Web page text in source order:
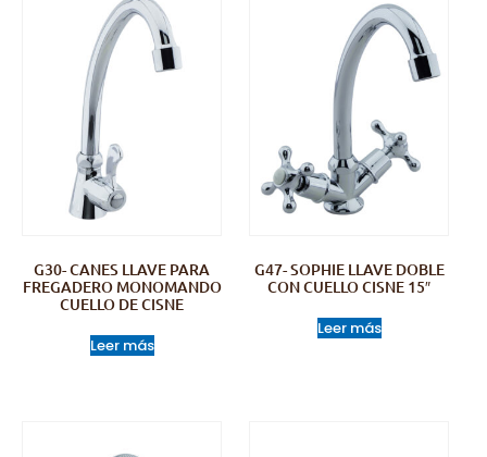
G30- CANES LLAVE PARA
FREGADERO MONOMANDO
CUELLO DE CISNE
Leer más
G47- SOPHIE LLAVE DOBLE
CON CUELLO CISNE 15″
Leer más